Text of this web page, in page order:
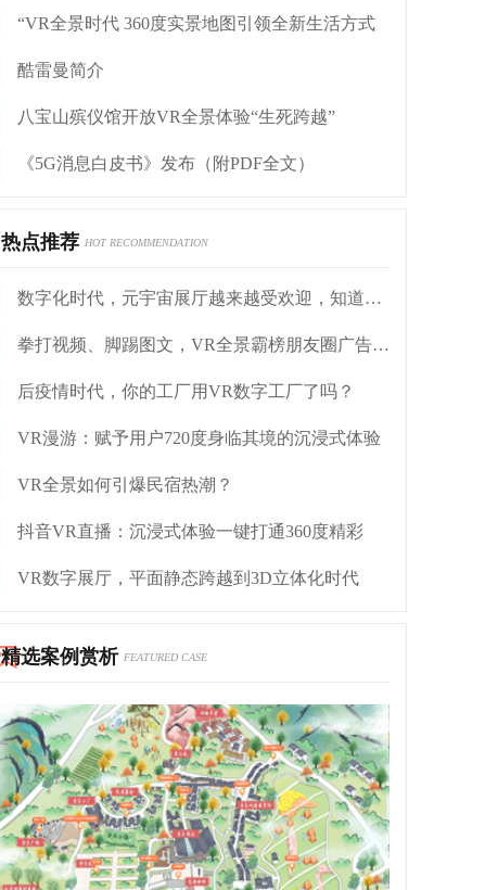
“VR全景时代 360度实景地图引领全新生活方式
酷雷曼简介
八宝山殡仪馆开放VR全景体验“生死跨越”
《5G消息白皮书》发布（附PDF全文）
热点推荐 HOT RECOMMENDATION
数字化时代，元宇宙展厅越来越受欢迎，知道原因吗？
拳打视频、脚踢图文，VR全景霸榜朋友圈广告Top榜
后疫情时代，你的工厂用VR数字工厂了吗？
VR漫游：赋予用户720度身临其境的沉浸式体验
VR全景如何引爆民宿热潮？
抖音VR直播：沉浸式体验一键打通360度精彩
VR数字展厅，平面静态跨越到3D立体化时代
精选案例赏析 FEATURED CASE